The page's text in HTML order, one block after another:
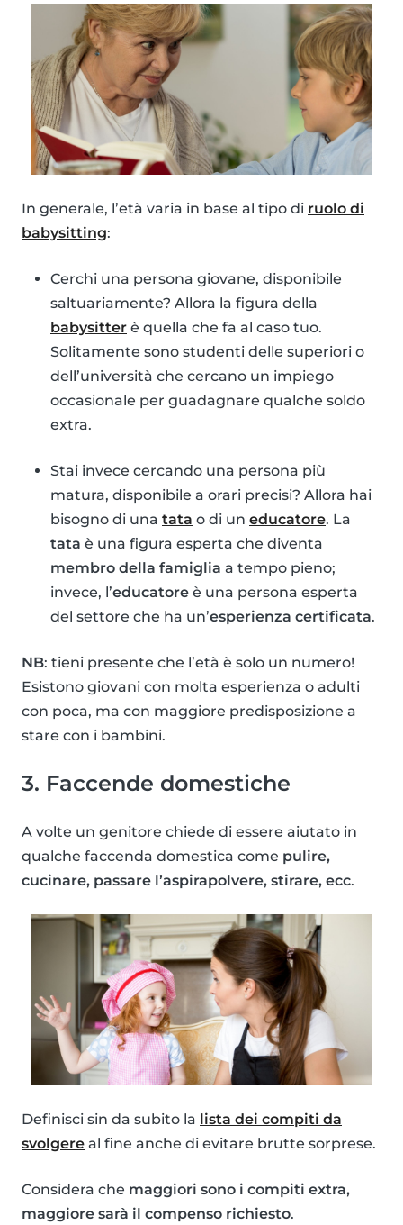
In generale, l’età varia in base al tipo di ruolo di
babysitting:
Cerchi una persona giovane, disponibile
saltuariamente? Allora la figura della
babysitter è quella che fa al caso tuo.
Solitamente sono studenti delle superiori o
dell’università che cercano un impiego
occasionale per guadagnare qualche soldo
extra.
Stai invece cercando una persona più
matura, disponibile a orari precisi? Allora hai
bisogno di una tata o di un educatore. La
tata è una figura esperta che diventa
membro della famiglia a tempo pieno;
invece, l’educatore è una persona esperta
del settore che ha un’esperienza certificata.
NB: tieni presente che l’età è solo un numero!
Esistono giovani con molta esperienza o adulti
con poca, ma con maggiore predisposizione a
stare con i bambini.
3. Faccende domestiche
A volte un genitore chiede di essere aiutato in
qualche faccenda domestica come pulire,
cucinare, passare l’aspirapolvere, stirare, ecc.
Definisci sin da subito la lista dei compiti da
svolgere al fine anche di evitare brutte sorprese.
Considera che maggiori sono i compiti extra,
maggiore sarà il compenso richiesto.